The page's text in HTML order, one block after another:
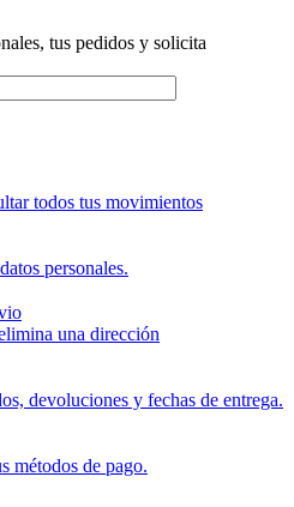
tus pedidos y solicita
todos tus movimientos
personales.
una dirección
devoluciones y fechas de entrega.
métodos de pago.